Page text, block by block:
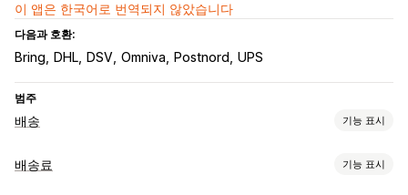
이 앱은 한국어로 번역되지 않았습니다
다음과 호환:
Bring DHL DSV Omniva Postnord UPS
범주
배송 기능 표시
레이블 및 패키지
배송료 기능 표시